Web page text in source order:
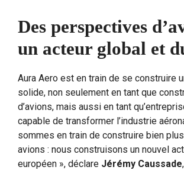
Des perspectives
un acteur global et
Aura Aero est en train de se construire
solide, non seulement en tant que
d’avions, mais aussi en tant
capable de transformer l’industrie
sommes en train de construire bien
avions : nous construisons un nouvel
européen », déclare Jérémy Caussade